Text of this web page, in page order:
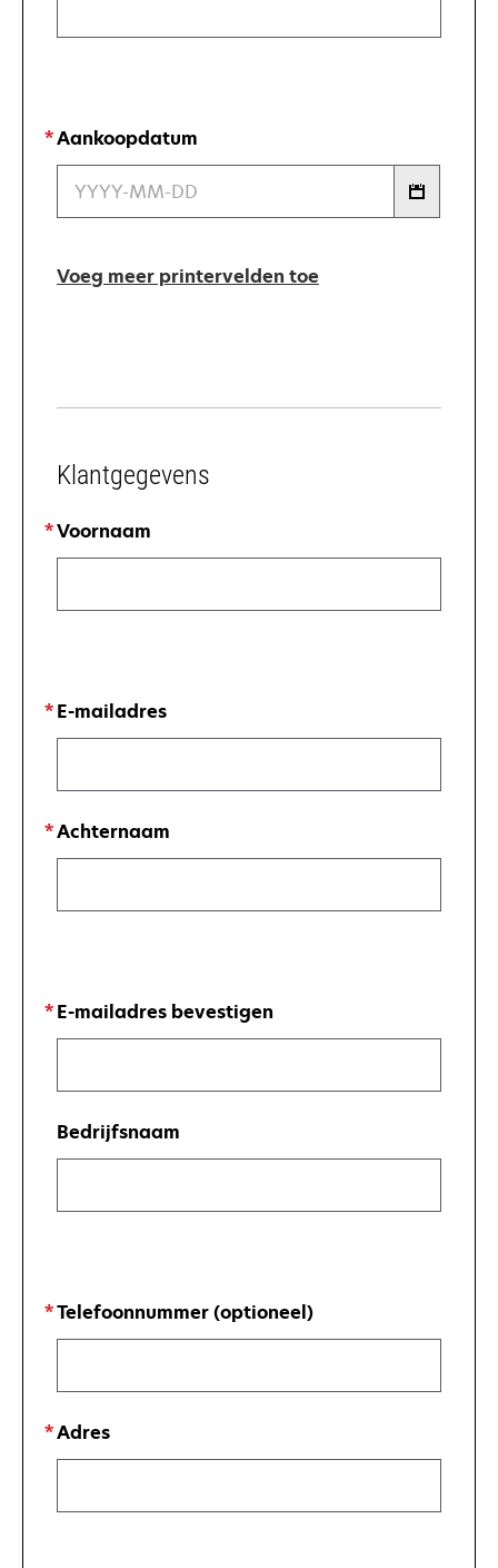
Aankoopdatum
Voeg meer printervelden toe
Klantgegevens
Voornaam
E-mailadres
Achternaam
E-mailadres bevestigen
Bedrijfsnaam
Telefoonnummer (optioneel)
Adres